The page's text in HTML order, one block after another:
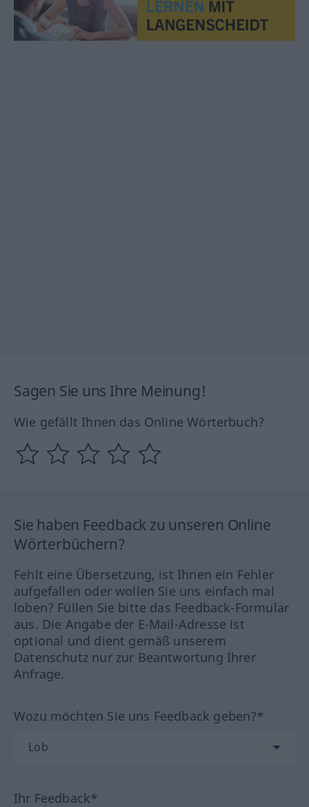
Sagen Sie uns Ihre Meinung!
Wie gefällt Ihnen das Online Wörterbuch?
Sie haben Feedback zu unseren Online
Wörterbüchern?
Fehlt eine Übersetzung, ist Ihnen ein Fehler
aufgefallen oder wollen Sie uns einfach mal
loben? Füllen Sie bitte das Feedback-Formular
aus. Die Angabe der E-Mail-Adresse ist
optional und dient gemäß unserem
Datenschutz nur zur Beantwortung Ihrer
Anfrage.
Wozu möchten Sie uns Feedback geben?*
Ihr Feedback*